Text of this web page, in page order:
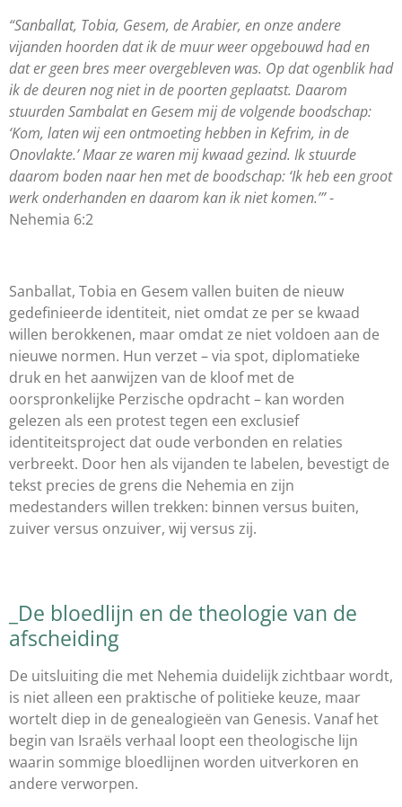
“Sanballat, Tobia, Gesem, de Arabier, en onze andere
vijanden hoorden dat ik de muur weer opgebouwd had en
dat er geen bres meer overgebleven was. Op dat ogenblik had
ik de deuren nog niet in de poorten geplaatst. Daarom
stuurden Sambalat en Gesem mij de volgende boodschap:
‘Kom, laten wij een ontmoeting hebben in Kefrim, in de
Onovlakte.’ Maar ze waren mij kwaad gezind. Ik stuurde
daarom boden naar hen met de boodschap: ‘Ik heb een groot
werk onderhanden en daarom kan ik niet komen.’”-
Nehemia 6:2
Sanballat, Tobia en Gesem vallen buiten de nieuw
gedefinieerde identiteit, niet omdat ze per se kwaad
willen berokkenen, maar omdat ze niet voldoen aan de
nieuwe normen. Hun verzet – via spot, diplomatieke
druk en het aanwijzen van de kloof met de
oorspronkelijke Perzische opdracht – kan worden
gelezen als een protest tegen een exclusief
identiteitsproject dat oude verbonden en relaties
verbreekt. Door hen als vijanden te labelen, bevestigt de
tekst precies de grens die Nehemia en zijn
medestanders willen trekken: binnen versus buiten,
zuiver versus onzuiver, wij versus zij.
_De bloedlijn en de theologie van de
afscheiding
De uitsluiting die met Nehemia duidelijk zichtbaar wordt,
is niet alleen een praktische of politieke keuze, maar
wortelt diep in de genealogieën van Genesis. Vanaf het
begin van Israëls verhaal loopt een theologische lijn
waarin sommige bloedlijnen worden uitverkoren en
andere verworpen.